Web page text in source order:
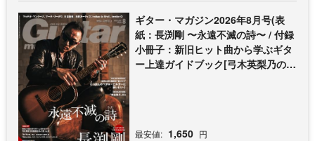
ギター・マガジン2026年8月号(表
紙：長渕剛 〜永遠不滅の詩〜 / 付録
小冊子：新旧ヒット曲から学ぶギタ
ー上達ガイドブック[弓木英梨乃の放
最安値: 1,650 円